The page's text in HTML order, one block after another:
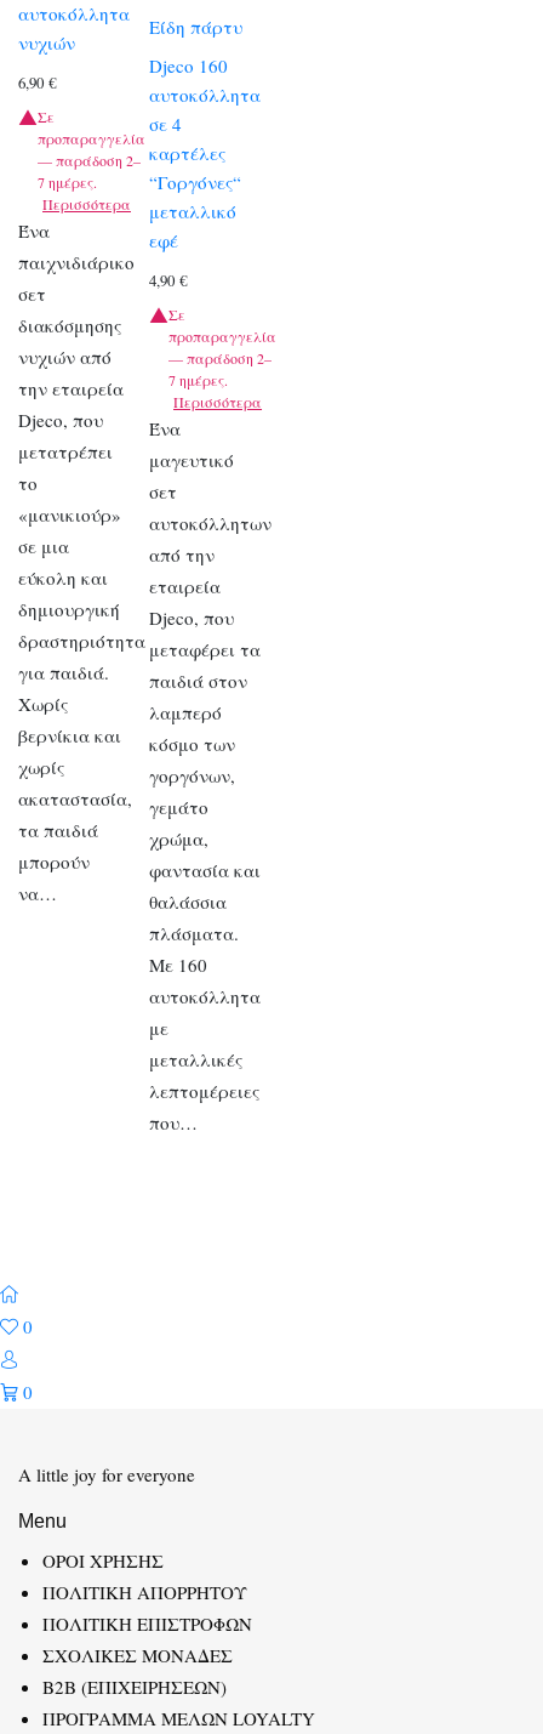
αυτοκόλλητα
νυχιών
6,90 €
Σε
προπαραγγελία
— παράδοση 2–
7 ημέρες.
Περισσότερα
Ένα
παιχνιδιάρικο
σετ
διακόσμησης
νυχιών από
την εταιρεία
Djeco, που
μετατρέπει
το
«μανικιούρ»
σε μια
εύκολη και
δημιουργική
δραστηριότητα
για παιδιά.
Χωρίς
βερνίκια και
χωρίς
ακαταστασία,
τα παιδιά
μπορούν
να…
Είδη πάρτυ
Djeco 160
αυτοκόλλητα
σε 4
καρτέλες
“Γοργόνες“
μεταλλικό
εφέ
4,90€
Σε
προπαραγγελία
— παράδοση 2–
7 ημέρες.
Περισσότερα
Ένα
μαγευτικό
σετ
αυτοκόλλητων
από την
εταιρεία
Djeco, που
μεταφέρει τα
παιδιά στον
λαμπερό
κόσμο των
γοργόνων,
γεμάτο
χρώμα,
φαντασία και
θαλάσσια
πλάσματα.
Με 160
αυτοκόλλητα
με
μεταλλικές
λεπτομέρειες
που…
0
0
A little joy for everyone
Menu
ΟΡΟΙ ΧΡΗΣΗΣ
ΠΟΛΙΤΙΚΗ ΑΠΟΡΡΗΤΟΥ
ΠΟΛΙΤΙΚΗ ΕΠΙΣΤΡΟΦΩΝ
ΣΧΟΛΙΚΕΣ ΜΟΝΑΔΕΣ
B2B (ΕΠΙΧΕΙΡΗΣΕΩΝ)
ΠΡΟΓΡΑΜΜΑ ΜΕΛΩΝ LOYALTY